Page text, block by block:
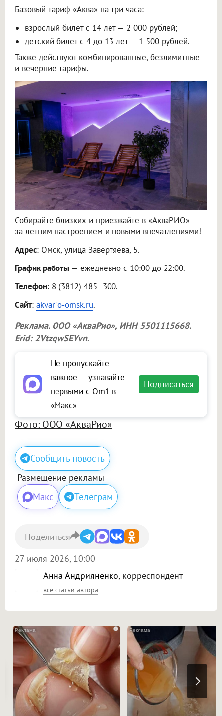
Базовый тариф «Аква» на три часа:
взрослый билет с 14 лет — 2 000 рублей;
детский билет с 4 до 13 лет — 1 500 рублей.
Также действуют комбинированные, безлимитные
и вечерние тарифы.
Собирайте близких и приезжайте в «АкваРИО»
за летним настроением и новыми впечатлениями!
Адрес: Омск, улица Завертяева, 5.
График работы — ежедневно с 10:00 до 22:00.
Телефон: 8 (3812) 485–300.
Сайт: akvario-omsk.ru.
Реклама. ООО «АкваРио», ИНН 5501115668.
Erid: 2VtzqwSEYvn.
Не пропускайте
важное — узнавайте
первыми с Om1 в
«Макс»
Подписаться
Фото: ООО «АкваРио»
Сообщить новость
Размещение рекламы
Макс Телеграм
Анна Андрияненко, корреспондент
все статьи автора
27 июля 2026, 10:00
Поделиться
i